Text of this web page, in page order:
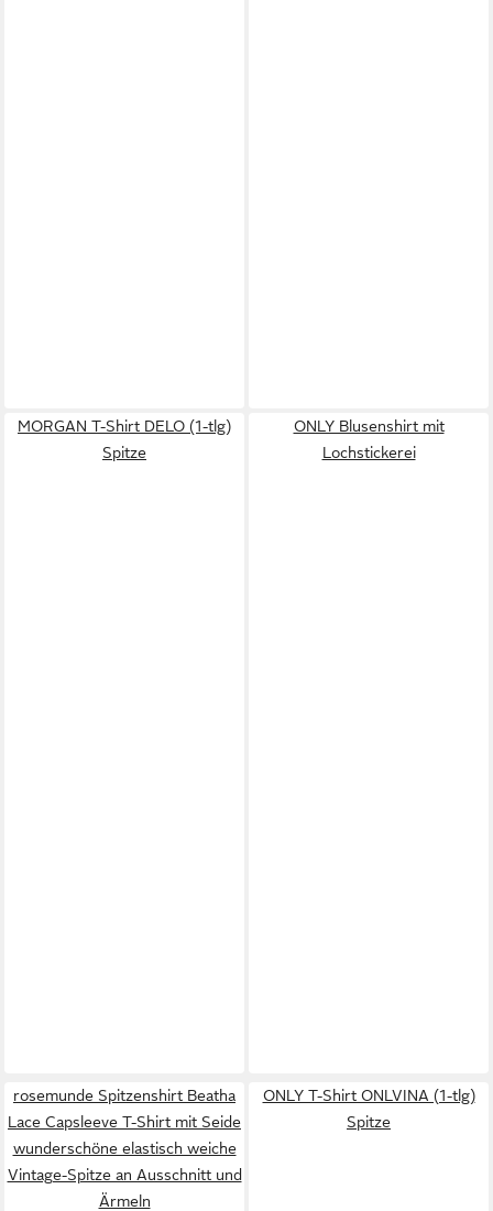
MORGAN T-Shirt DELO (1-tlg)
Spitze
ONLY Blusenshirt mit
Lochstickerei
rosemunde Spitzenshirt Beatha
Lace Capsleeve T-Shirt mit Seide
wunderschöne elastisch weiche
Vintage-Spitze an Ausschnitt und
Ärmeln
ONLY T-Shirt ONLVINA (1-tlg)
Spitze